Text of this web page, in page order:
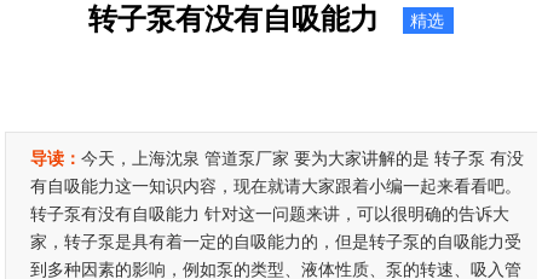
转子泵有没有自吸能力 精选
导读：今天，上海沈泉 管道泵厂家 要为大家讲解的是 转子泵 有没
有自吸能力这一知识内容，现在就请大家跟着小编一起来看看吧。
转子泵有没有自吸能力 针对这一问题来讲，可以很明确的告诉大
家，转子泵是具有着一定的自吸能力的，但是转子泵的自吸能力受
到多种因素的影响，例如泵的类型、液体性质、泵的转速、吸入管